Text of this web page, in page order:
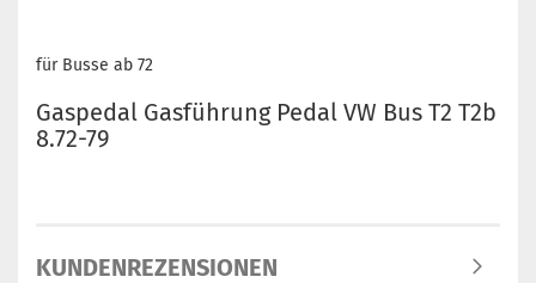
für Busse ab 72
Gaspedal Gasführung Pedal VW Bus T2 T2b
8.72-79
KUNDENREZENSIONEN